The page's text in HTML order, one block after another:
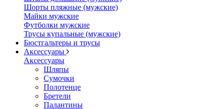
Шорты пляжные (мужские)
Майки мужские
Футболки мужские
Трусы купальные (мужские)
Бюстгальтеры и трусы
Аксессуары
Аксессуары
Шляпы
Сумочки
Полотенце
Бретели
Палантины